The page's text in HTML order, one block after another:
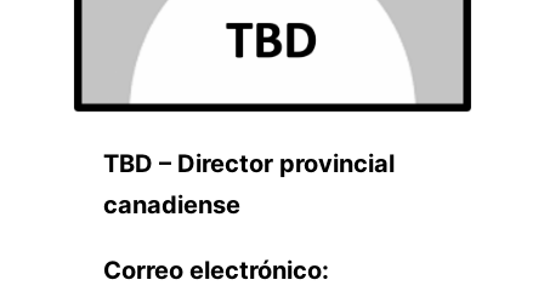
TBD – Director provincial
canadiense
Correo electrónico: